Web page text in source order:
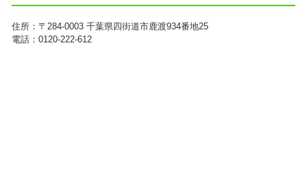
住所： 〒284-0003 千葉県四街道市鹿渡934番地25
電話：0120-222-612